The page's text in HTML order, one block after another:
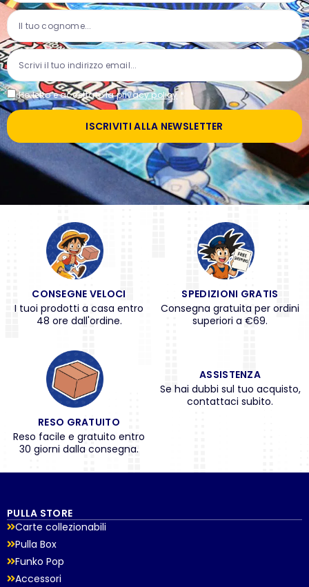
Ho letto e accettato laprivacy policy *
ISCRIVITI ALLA NEWSLETTER
CONSEGNE VELOCI
I tuoi prodotti a casa entro
48 ore dall'ordine.
SPEDIZIONI GRATIS
Consegna gratuita per ordini
superiori a €69.
RESO GRATUITO
Reso facile e gratuito entro
30 giorni dalla consegna.
ASSISTENZA
Se hai dubbi sul tuo acquisto,
contattaci subito.
PULLA STORE
Carte collezionabili
Pulla Box
Funko Pop
Accessori